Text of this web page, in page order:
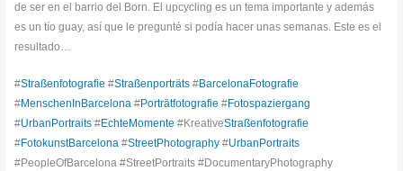
de ser en el barrio del Born. El upcycling es un tema importante y además
es un tío guay, así que le pregunté si podía hacer unas semanas. Este es el
resultado…
#Straßenfotografie #Straßenporträts #BarcelonaFotografie
#MenschenInBarcelona #Porträtfotografie #Fotospaziergang
#UrbanPortraits #EchteMomente #KreativeStraßenfotografie
#FotokunstBarcelona #StreetPhotography #UrbanPortraits
#PeopleOfBarcelona #StreetPortraits #DocumentaryPhotography